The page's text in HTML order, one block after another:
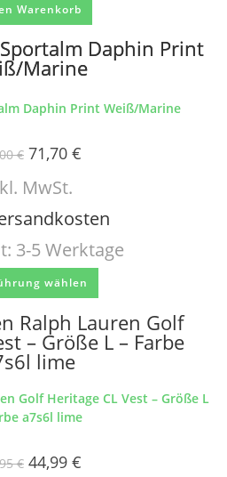
Warenkorb
Daphin Print Weiß/Marine
€ 71,70 €
MwSt.
3-5 Werktage
wählen
Golf Heritage CL Vest – Größe L
a7s6l lime
€ 44,99 €